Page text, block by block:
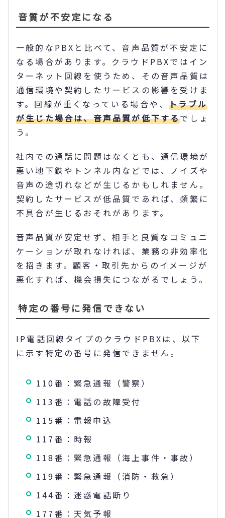
音質が不安定になる
一般的なPBXと比べて、音声品質が不安定に
なる場合があります。クラウドPBXではイン
ターネット回線を使うため、その音声品質は
通信環境や契約したサービスの影響を受けま
す。回線が重くなっている場合や、トラブル
が生じた場合は、音声品質が低下するでしょ
う。
社内での通話に問題はなくとも、通信環境が
悪い地下鉄やトンネル内などでは、ノイズや
音声の途切れなどが生じるかもしれません。
契約したサービスが低品質であれば、頻繁に
不具合が生じるおそれがあります。
音声品質が安定せず、相手と良質なコミュニ
ケーションが取れなければ、業務の非効率化
を招きます。顧客・取引先からのイメージが
悪化すれば、機会損失につながるでしょう。
特定の番号に発信できない
IP電話回線タイプのクラウドPBXは、以下
に示す特定の番号に発信できません。
110番：緊急通報（警察）
113番：電話の故障受付
115番：電報申込
117番：時報
118番：緊急通報（海上事件・事故）
119番：緊急通報（消防・救急）
144番：迷惑電話断り
177番：天気予報